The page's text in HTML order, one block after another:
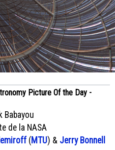
Picture Of the Day -
Babayou
de la NASA
(MTU) & Jerry Bonnell